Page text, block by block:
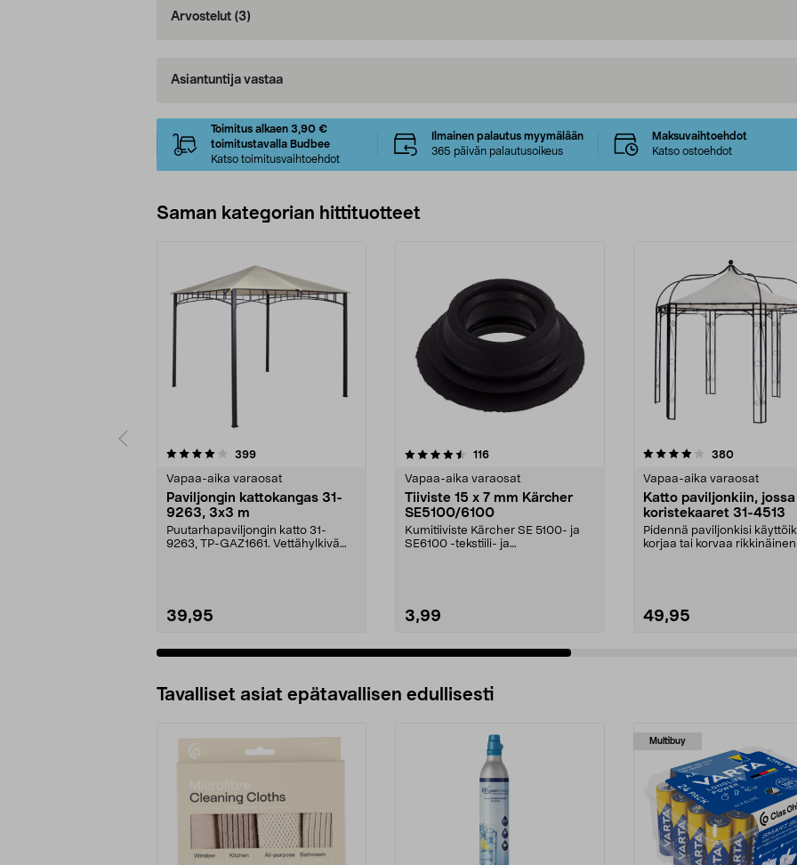
Arvostelut (3)
Asiantuntija vastaa
Toimitus alkaen 3,90 €
toimitustavalla Budbee
Katso toimitusvaihtoehdot
Ilmainen palautus myymälään
365 päivän palautusoikeus
Maksuvaihtoehdot
Katso ostoehdot
Saman kategorian hittituotteet
399arvostelut
Vapaa-aika varaosat
Paviljongin kattokangas 31-
9263, 3x3 m
Puutarhapaviljongin katto 31-
9263, TP-GAZ1661. Vettähylkivä
39,95
4.5 viidestä
116arvostelut
Vapaa-aika varaosat
Tiiviste 15 x 7 mm Kärcher
SE5100/6100
Kumitiiviste Kärcher SE 5100- ja
SE6100 -tekstiili- ja
3,99
4.0 viidestä
380arvostelut
Vapaa-aika varaosat
Katto paviljonkiin, jossa
koristekaaret 31-4513
Pidennä paviljonkisi
korjaa tai korvaa
49,95
5.0 viidestä
Tavalliset asiat epätavallisen edullisesti
Multibuy